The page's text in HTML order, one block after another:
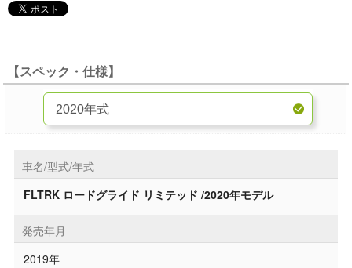
【スペック・仕様】
車名/型式/年式
FLTRK ロードグライド リミテッド /2020年モデル
発売年月
2019年